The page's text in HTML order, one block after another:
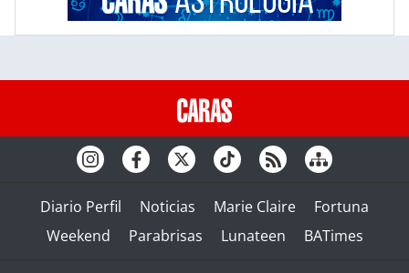
Diario Perfil Noticias Marie Claire
Fortuna
Weekend
Parabrisas Lunateen BATimes